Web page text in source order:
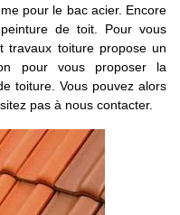
pour le bac acier. Encore
de toit. Pour vous
travaux toiture propose un
pour vous proposer la
toiture. Vous pouvez alors
pas à nous contacter.